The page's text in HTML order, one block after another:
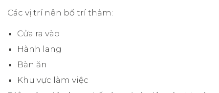
Các vị trí nên bố trí thảm:
Cửa ra vào
Hành lang
Bàn ăn
Khu vực làm việc